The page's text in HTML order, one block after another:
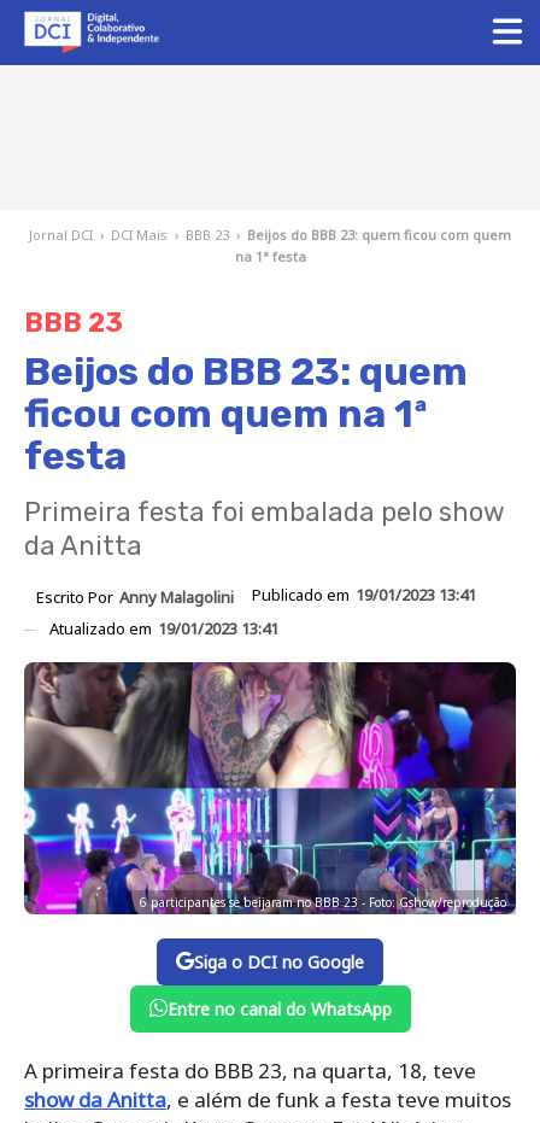
Jornal DCI › DCI Mais › BBB 23 › Beijos do BBB 23: quem ficou com quem
na 1ª festa
BBB 23
Beijos do BBB 23: quem
ficou com quem na 1ª
festa
Primeira festa foi embalada pelo show
da Anitta
Escrito Por Anny Malagolini Publicado em 19/01/2023 13:41
Atualizado em 19/01/2023 13:41
6 participantes se beijaram no BBB 23 - Foto: Gshow/reprodução
Siga o DCI no Google
Entre no canal do WhatsApp
A primeira festa do BBB 23, na quarta, 18, teve
show da Anitta, e além de funk a festa teve muitos